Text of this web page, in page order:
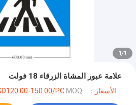
1
/
1
علامة عبور المشاة الزرقاء 18 فولت
الأسعار：USD120.00-150.00/PC MOQ：حاسب شخصي 1